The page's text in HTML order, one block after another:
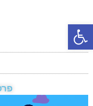
פתח סרגל